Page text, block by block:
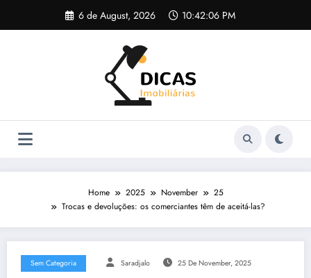
content
6 de August, 2026 10:42:07 PM
Home 2025 November
25
Trocas e devoluções: os comerciantes têm de aceitá-las?
Sem Categoria Saradjalo 25 De November, 2025